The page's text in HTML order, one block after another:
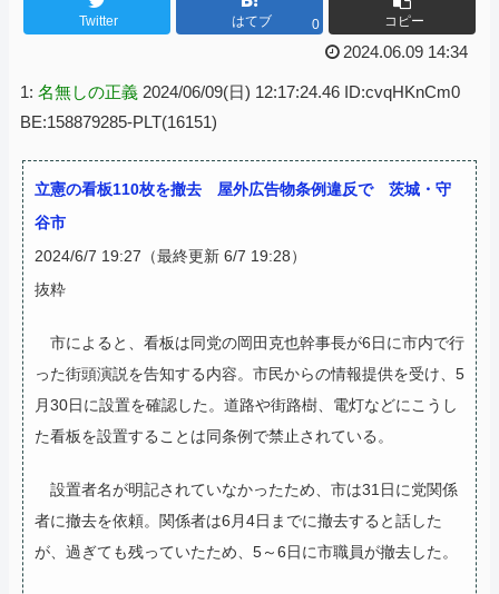
Twitter はてブ 0 コピー
2024.06.09 14:34
1: 名無しの正義 2024/06/09(日) 12:17:24.46 ID:cvqHKnCm0
BE:158879285-PLT(16151)
立憲の看板110枚を撤去 屋外広告物条例違反で 茨城・守
谷市
2024/6/7 19:27（最終更新 6/7 19:28）
抜粋
市によると、看板は同党の岡田克也幹事長が6日に市内で行
った街頭演説を告知する内容。市民からの情報提供を受け、5
月30日に設置を確認した。道路や街路樹、電灯などにこうし
た看板を設置することは同条例で禁止されている。
設置者名が明記されていなかったため、市は31日に党関係
者に撤去を依頼。関係者は6月4日までに撤去すると話した
が、過ぎても残っていたため、5～6日に市職員が撤去した。